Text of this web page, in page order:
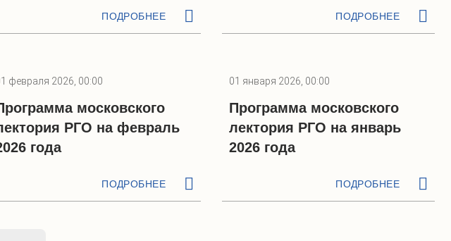
ПОДРОБНЕЕ ПОДРОБНЕЕ
февраля 2026, 00:00
московского
РГО на февраль
года
ПОДРОБНЕЕ
01 января 2026, 00:00
Программа московского
лектория РГО на январь
2026 года
ПОДРОБНЕЕ